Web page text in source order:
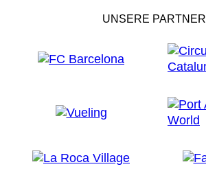
UNSERE PARTNER